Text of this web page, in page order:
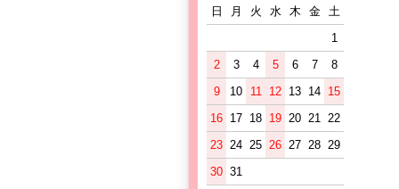
日
月 火 水 木 金
土
1
2
3 4 5 6 7
8
9
10 11 12 13 14 15
16 17 18 19 20 21
22
23 24 25 26 27 28 29
30 31